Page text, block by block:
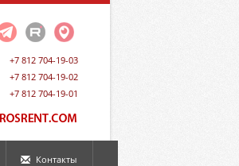
+7 812 704-19-03
+7 812 704-19-02
+7 812 704-19-01
Контакты